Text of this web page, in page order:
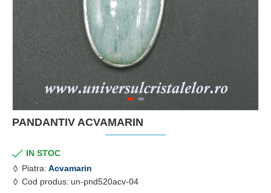
PANDANTIV ACVAMARIN
IN STOC
Piatra: Acvamarin
Cod produs: un-pnd520acv-04